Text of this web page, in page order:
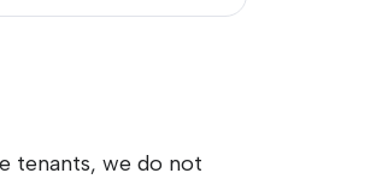
tenants, we do not